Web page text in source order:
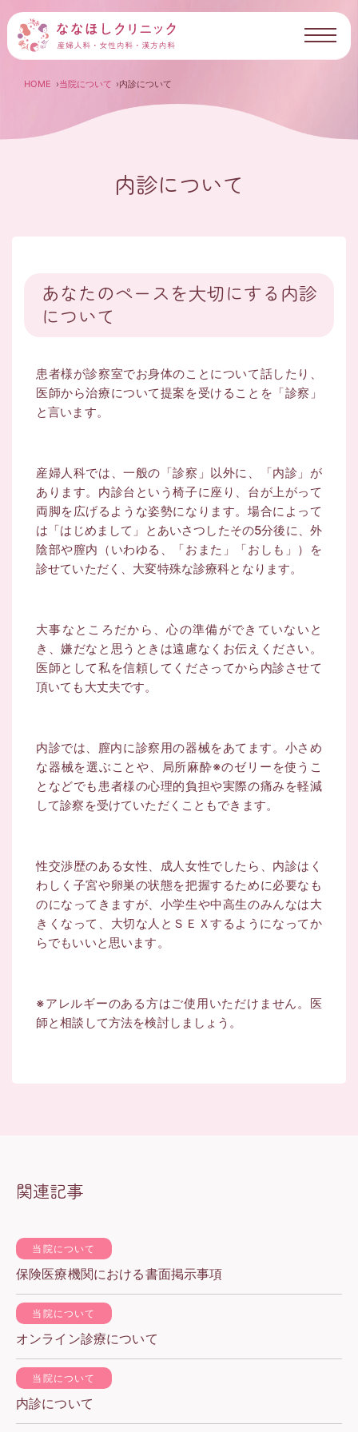
HOME 当院について 内診について
内診について
あなたのペースを大切にする内診
について
患者様が診察室でお身体のことについて話したり、
医師から治療について提案を受けることを「診察」
と言います。
産婦人科では、一般の「診察」以外に、「内診」が
あります。 内診台という椅子に座り、台が上がって
両脚を広げるような姿勢になります。 場合によって
は「はじめまして」とあいさつしたその5分後に、 外
陰部や膣内（いわゆる、「おまた」「おしも」）を
診せていただく、大変特殊な診療科となります。
大事なところだから、心の準備ができていないと
き、嫌だなと思うときは遠慮なくお伝えください。
医師として私を信頼してくださってから内診させて
頂いても大丈夫です。
内診では、膣内に診察用の器械をあてます。 小さめ
な器械を選ぶことや、局所麻酔※のゼリーを使うこ
となどでも 患者様の心理的負担や実際の痛みを軽減
して診察を受けていただくこともできます。
性交渉歴のある女性、成人女性でしたら、 内診はく
わしく子宮や卵巣の状態を把握するために必要なも
のになってきますが、 小学生や中高生のみんなは大
きくなって、 大切な人とＳＥＸするようになってか
らでもいいと思います。
※アレルギーのある方はご使用いただけません。医
師と相談して方法を検討しましょう。
関連記事
当院について
保険医療機関における書面掲示事項
当院について
オンライン診療について
当院について
内診について